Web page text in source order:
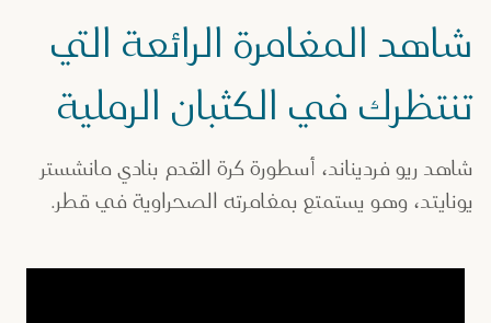
شاهد المغامرة الرائعة التي
تنتظرك في الكثبان الرملية
شاهد ريو فرديناند، أسطورة كرة القدم بنادي مانشستر
يونايتد، وهو يستمتع بمغامرته الصحراوية في قطر.